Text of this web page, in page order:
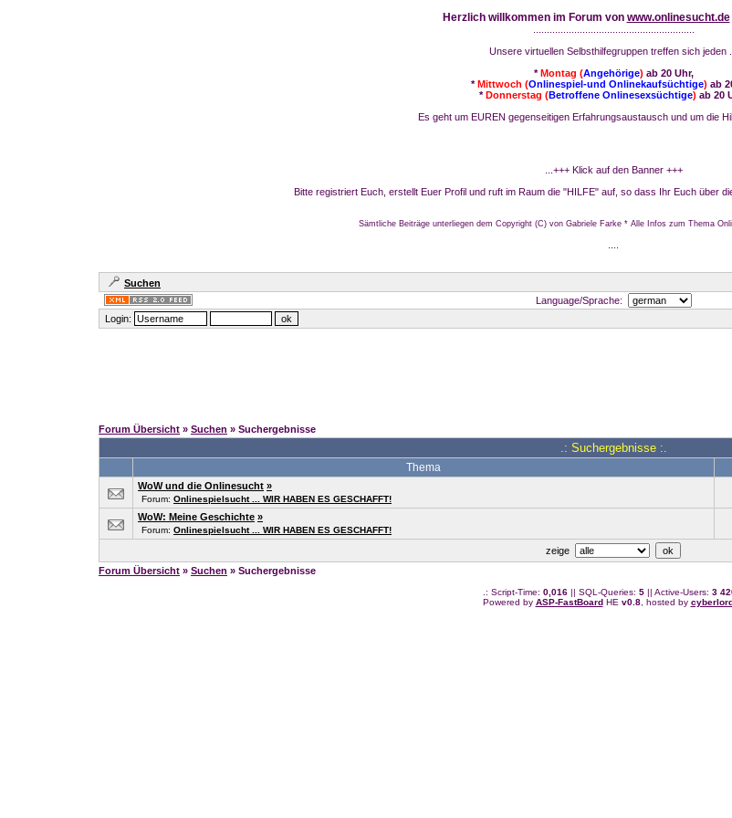
Herzlich willkommen im Forum von www.onlinesucht.de
Unsere virtuellen Selbsthilfegruppen treffen sich jeden ...
*Montag (Angehörige) ab 20 Uhr,
*Mittwoch (Onlinespiel-und Onlinekaufsüchtige) ab
*Donnerstag (Betroffene Onlinesexsüchtige) ab 20
Es geht um EUREN gegenseitigen Erfahrungsaustausch und um die
...+++ Klick auf den Banner +++
Bitte registriert Euch, erstellt Euer Profil und ruft im Raum die "HILFE" auf, so dass Ihr Euch über
Sämtliche Beiträge unterliegen dem Copyright (C) von Gabriele Farke * Alle Infos zum Thema
Suchen
Language/Sprache:
Login:
Forum Übersicht » Suchen » Suchergebnisse
.: Suchergebnisse :.
Thema
WoW und die Onlinesucht »
Forum: Onlinespielsucht ... WIR HABEN ES GESCHAFFT!
WoW: Meine Geschichte »
Forum: Onlinespielsucht ... WIR HABEN ES GESCHAFFT!
zeige
Forum Übersicht » Suchen » Suchergebnisse
.: Script-Time: 0,016|| SQL-Queries: 5|| Active-Users: 3
Powered by ASP-FastBoardHE v0.8, hosted by